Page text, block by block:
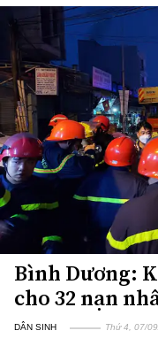
Bình Dương:
cho 32 nạn
DÂN SINH Thứ 4, 07/